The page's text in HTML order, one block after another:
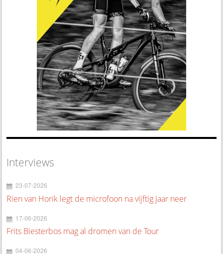
Interviews
23-07-2026
Rien van Horik legt de microfoon na vijftig jaar neer
17-06-2026
Frits Biesterbos mag al dromen van de Tour
04-06-2026